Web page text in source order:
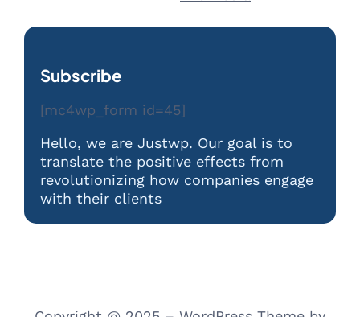
Subscribe
[mc4wp_form id=45]
Hello, we are Justwp. Our goal is to
translate the positive effects from
revolutionizing how companies engage
with their clients